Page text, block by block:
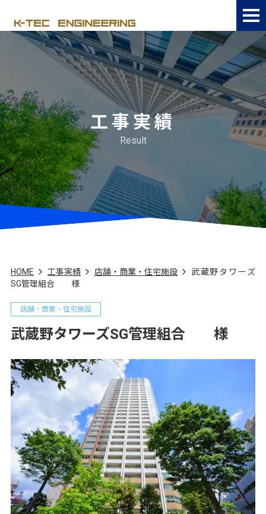
工事実績
Result
HOME 工事実績 店舗・商業・住宅施設
武蔵野タワーズ
SG管理組合 様
店舗・商業・住宅施設
武蔵野タワーズSG管理組合 様